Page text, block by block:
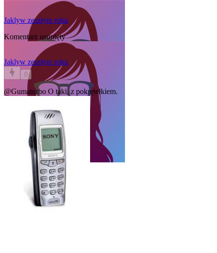
Jaklyw zeszłym roku
Komentarz usunięty
Jaklyw zeszłym roku
0
@Gumaturbo O taki, z pokrętełkiem.